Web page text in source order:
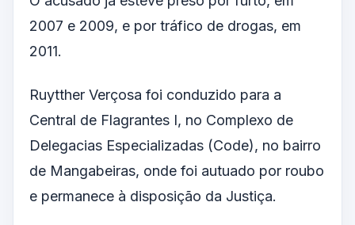
2007 e 2009, e por tráfico de drogas, em
2011.
Ruytther Verçosa foi conduzido para a
Central de Flagrantes I, no Complexo de
Delegacias Especializadas (Code), no bairro
de Mangabeiras, onde foi autuado por roubo
e permanece à disposição da Justiça.